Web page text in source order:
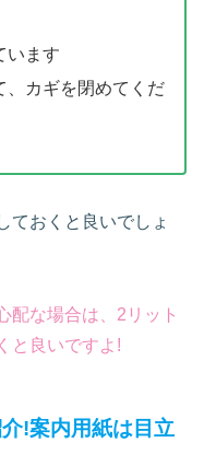
います
、カギを閉めてくだ
ておくと良いでしょ
配な場合は、2リット
と良いですよ!
!案内用紙は目立